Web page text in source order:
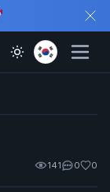
141 0 0